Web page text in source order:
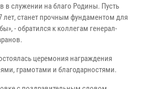
в служении на благо Родины. Пусть
лет, станет прочным фундаментом для
- обратился к коллегам генерал-
церемония награждения
грамотами и благодарностями.